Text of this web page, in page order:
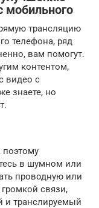
мобильного
трансляцию
телефона, ряд
вам помогут.
контентом,
видео с
знаете, но
поэтому
в шумном или
проводную или
связи,
и транслируемый